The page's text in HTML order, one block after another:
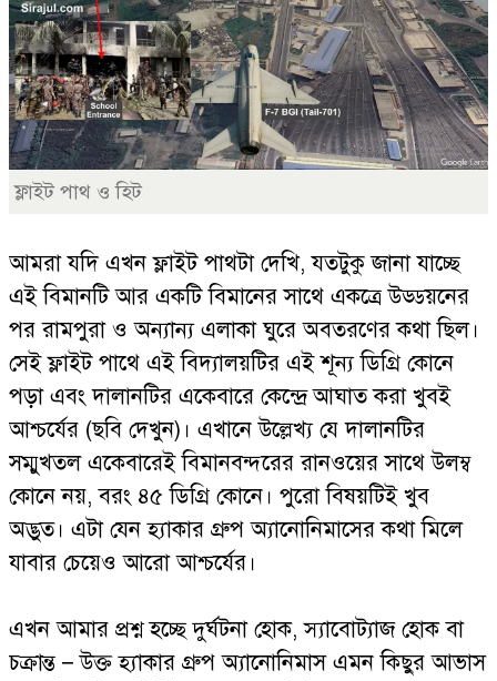
ফ্লাইট পাথ ও হিট
আমরা যদি এখন ফ্লাইট পাথটা দেখি, যতটুকু জানা যাচ্ছে
এই বিমানটি আর একটি বিমানের সাথে একত্রে উড্ডয়নের
পর রামপুরা ও অন্যান্য এলাকা ঘুরে অবতরণের কথা ছিল।
সেই ফ্লাইট পাথে এই বিদ্যালয়টির এই শূন্য ডিগ্রি কোনে
পড়া এবং দালানটির একেবারে কেন্দ্রে আঘাত করা খুবই
আশ্চর্যের (ছবি দেখুন)। এখানে উল্লেখ্য যে দালানটির
সম্মুখতল একেবারেই বিমানবন্দরের রানওয়ের সাথে উলম্ব
কোনে নয়, বরং ৪৫ ডিগ্রি কোনে। পুরো বিষয়টিই খুব
অদ্ভুত। এটা যেন হ্যাকার গ্রুপ অ্যানোনিমাসের কথা মিলে
যাবার চেয়েও আরো আশ্চর্যের।
এখন আমার প্রশ্ন হচ্ছে দুর্ঘটনা হোক, স্যাবোট্যাজ হোক বা
চক্রান্ত – উক্ত হ্যাকার গ্রুপ অ্যানোনিমাস এমন কিছুর আভাস